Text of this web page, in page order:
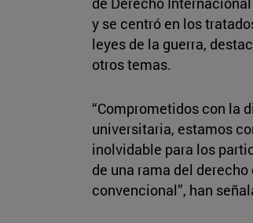
y se centró en los
leyes de la guerra,
otros temas.
“Comprometidos con la
universitaria, estamos
inolvidable para los
de una rama del
convencional”, han